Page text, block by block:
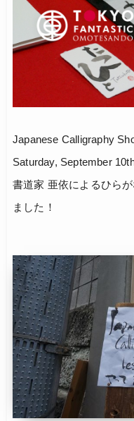
Japanese Calligraphy
Saturday, September
書道家 亜依によるひら
ました！